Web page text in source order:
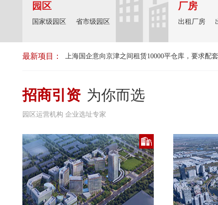
园区
国家级园区 省市级园区
厂房
出租厂房
最新项目：
部件行业。 上海国企意向京津之间租赁10000平仓库，要求配
招商引资 为你而选
园区运营机构 企业选址专家